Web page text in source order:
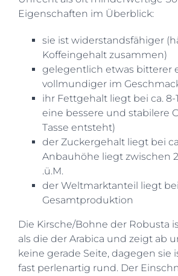
Eigenschaften im Überblick:
sie ist widerstandsfähiger
Koffeingehalt zusammen)
gelegentlich etwas bitterer
vollmundiger im
ihr Fettgehalt liegt bei ca. 8-
eine bessere und stabilere
Tasse entsteht)
der Zuckergehalt liegt bei
Anbauhöhe liegt zwischen
.ü.M.
der Weltmarktanteil liegt bei
Gesamtproduktion
Die Kirsche/Bohne der Robusta
als die der Arabica und zeigt ab
keine gerade Seite, dagegen sie
fast perlenartig rund. Der